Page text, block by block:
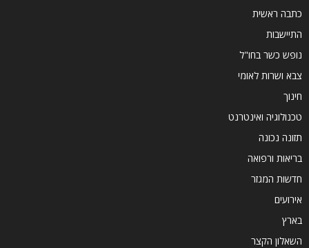
כתבה ראשית
התיישבות
נופש כשר בחו"ל
צבא ושרות לאומי
חינוך
טכנולוגיה ואינטרנט
תזונה נכונה
בריאות ורפואה
חדשות המגזר
אירועים
בארץ
השאלון הקצר